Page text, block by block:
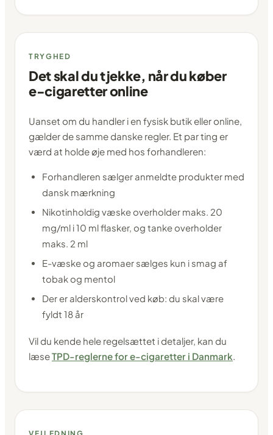
TRYGHED
Det skal du tjekke, når du køber
e-cigaretter online
Uanset om du handler i en fysisk butik eller online,
gælder de samme danske regler. Et par ting er
værd at holde øje med hos forhandleren:
Forhandleren sælger anmeldte produkter med
dansk mærkning
Nikotinholdig væske overholder maks. 20
mg/ml i 10 ml flasker, og tanke overholder
maks. 2 ml
E-væske og aromaer sælges kun i smag af
tobak og mentol
Der er alderskontrol ved køb: du skal være
fyldt 18 år
Vil du kende hele regelsættet i detaljer, kan du
læseTPD-reglerne for e-cigaretter i Danmark.